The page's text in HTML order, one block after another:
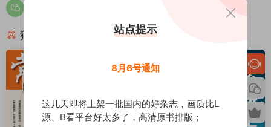
猜你喜欢 站点提示
8月6号通知
这几天即将上架一批国内的好杂志，画质比L
源、B看平台好太多了，高清原书排版；